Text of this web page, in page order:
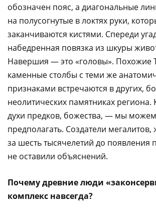
обозначен пояс, а диагональные
на полусогнутые в локтях руки,
заканчиваются кистями. Спереди
набедренная повязка из шкуры
Навершия — это «головы». Похожие
каменные столбы с теми же
признаками встречаются в других,
неолитических памятниках региона.
духи предков, божества, — мы
предполагать. Создатели
за шесть тысячелетий до появления
не оставили объяснений.
Почему древние люди
комплекс навсегда?